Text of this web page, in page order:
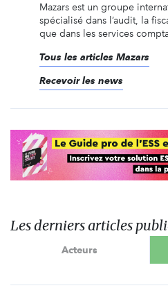
Mazars est un groupe
spécialisé dans l’audit, la
que dans les services
Tous les articles Mazars
Recevoir les news
Les derniers articles
Acteurs